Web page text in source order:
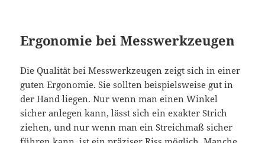
Ergonomie bei Messwerkzeugen
Die Qualität bei Messwerkzeugen zeigt sich in einer
guten Ergonomie. Sie sollten beispielsweise gut in
der Hand liegen. Nur wenn man einen Winkel
sicher anlegen kann, lässt sich ein exakter Strich
ziehen, und nur wenn man ein Streichmaß sicher